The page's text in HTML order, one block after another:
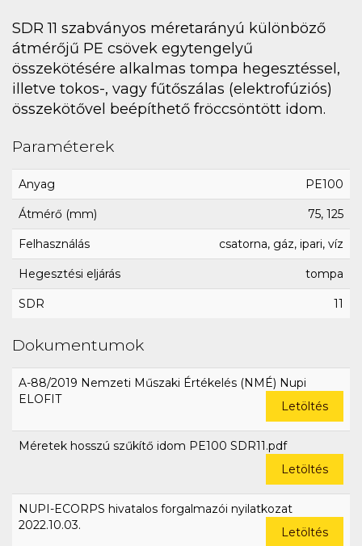
SDR 11 szabványos méretarányú különböző
átmérőjű PE csövek egytengelyű
összekötésére alkalmas tompa hegesztéssel,
illetve tokos-, vagy fűtőszálas (elektrofúziós)
összekötővel beépíthető fröccsöntött idom.
Paraméterek
Anyag PE100
Átmérő (mm) 75, 125
Felhasználás csatorna, gáz, ipari, víz
Hegesztési eljárás tompa
SDR 11
Dokumentumok
A-88/2019 Nemzeti Műszaki Értékelés (NMÉ) Nupi
ELOFIT
Letöltés
Méretek hosszú szűkítő idom PE100 SDR11.pdf
Letöltés
NUPI-ECORPS hivatalos forgalmazói nyilatkozat
2022.10.03.
Letöltés